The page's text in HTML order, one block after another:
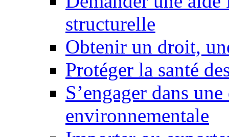
structurelle
Obtenir un droit,
Protéger la santé
S’engager dans
environnementale